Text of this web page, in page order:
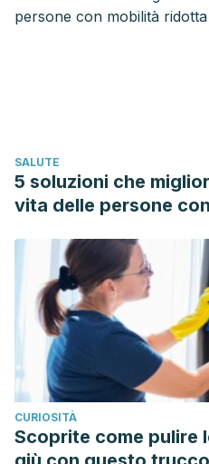
DeMaria, A. L., Flores, M.,
Comprehensive Narrative on
and Management Approach.
https://
Lambert, J. (2014). Pruritus
Research International
,
https://
Raef, H. S., & Elmariah, S. B.
Review of Clinical
Therapeutic Management.
649402.
https://
Savas, J. A., & Pichardo, R.
SALUTE
5 soluzioni che
vita delle persone
CURIOSITÀ
Scoprite come pulire